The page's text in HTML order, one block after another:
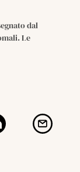
dal
Le